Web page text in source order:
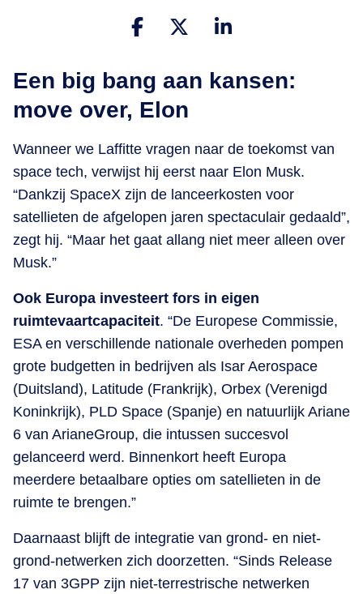
Een big bang aan kansen:
move over, Elon
Wanneer we Laffitte vragen naar de toekomst van
space tech, verwijst hij eerst naar Elon Musk.
“Dankzij SpaceX zijn de lanceerkosten voor
satellieten de afgelopen jaren spectaculair gedaald”,
zegt hij. “Maar het gaat allang niet meer alleen over
Musk.”
Ook Europa investeert fors in eigen
ruimtevaartcapaciteit. “De Europese Commissie,
ESA en verschillende nationale overheden pompen
grote budgetten in bedrijven als Isar Aerospace
(Duitsland), Latitude (Frankrijk), Orbex (Verenigd
Koninkrijk), PLD Space (Spanje) en natuurlijk Ariane
6 van ArianeGroup, die intussen succesvol
gelanceerd werd. Binnenkort heeft Europa
meerdere betaalbare opties om satellieten in de
ruimte te brengen.”
Daarnaast blijft de integratie van grond- en niet-
grond-netwerken zich doorzetten. “Sinds Release
17 van 3GPP zijn niet-terrestrische netwerken